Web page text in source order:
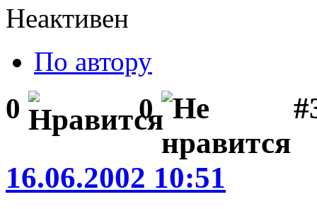
Неактивен
По автору
0 0
16.06.2002 10:51